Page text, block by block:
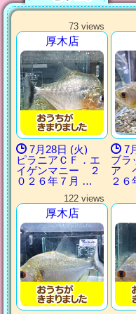
73 views
厚木店
7月28日 (火)
ピラニアＣＦ．エ
イゲンマニー ２
０２６年７月 …
7
ブラ
ア
２
122 views
厚木店